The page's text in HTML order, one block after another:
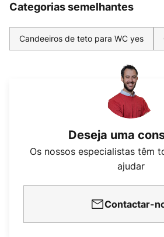
Categorias semelhantes
Candeeiros de teto para WC yes
Deseja uma
Os nossos especialistas têm
ajudar
Contactar-